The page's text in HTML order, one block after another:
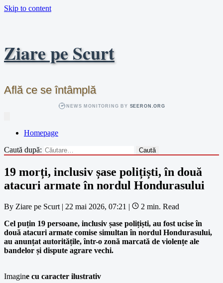
Skip to content
Ziare pe Scurt
Află ce se întâmplă
NEWS MONITORING BY SEERON.ORG
Homepage
Caută după:
19 morți, inclusiv șase polițiști, în două
atacuri armate în nordul Hondurasului
By Ziare pe Scurt | 22 mai 2026, 07:21 |
2 min. Read
Cel puțin 19 persoane, inclusiv șase polițiști, au fost ucise în
două atacuri armate comise simultan în nordul Hondurasului,
au anunțat autoritățile, într-o zonă marcată de violențe ale
bandelor și dispute agrare vechi.
Imagine cu caracter ilustrativ